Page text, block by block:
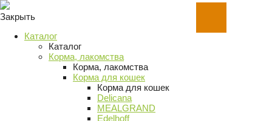
Закрыть
Каталог
Каталог
Корма, лакомства
Корма, лакомства
Корма для кошек
Корма для кошек
Delicana
MEALGRAND
Edelhoff